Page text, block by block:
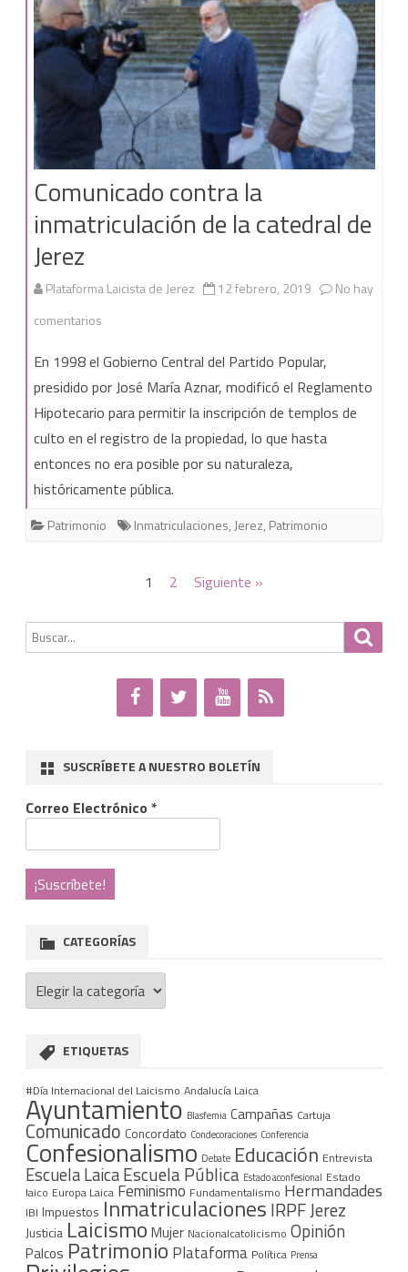
Comunicado contra la
inmatriculación de la catedral de
Jerez
Plataforma Laicista de Jerez 12 febrero, 2019
No hay
comentarios
contra
la
inmatriculación
En 1998 el Gobierno Central del Partido Popular,
presidido por José María Aznar, modificó el Reglamento
Hipotecario para permitir la inscripción de templos de
culto en el registro de la propiedad, lo que hasta
entonces no era posible por su naturaleza,
históricamente pública.
Patrimonio Inmatriculaciones,Jerez, Patrimonio
entradas
1 2 Siguiente »
Buscar
por:
SUSCRÍBETE A NUESTRO BOLETÍN
Correo Electrónico *
CATEGORÍAS
Categorías
ETIQUETAS
#Día Internacional del Laicismo Andalucía Laica
Ayuntamiento Blasfemia Campañas Cartuja
Comunicado Concordato Condecoraciones Conferencia
Confesionalismo Debate Educación Entrevista
Escuela LaicaEscuela Pública Estado aconfesional Estado
laico Europa Laica Feminismo Fundamentalismo Hermandades
IBI Impuestos Inmatriculaciones IRPFJerez
Justicia Laicismo Mujer Nacionalcatolicismo Opinión
Palcos Patrimonio Plataforma Política Prensa